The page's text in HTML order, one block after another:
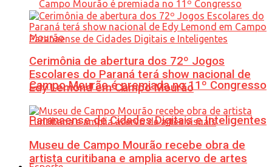
Campo Mourão é premiada no 11º Congresso
Paranaense de Cidades Digitais e Inteligentes
Cerimônia de abertura dos 72º Jogos
Escolares do Paraná terá show nacional de
Edy Lemond em Campo Mourão
Museu de Campo Mourão recebe obra de
artista curitibana e amplia acervo de artes